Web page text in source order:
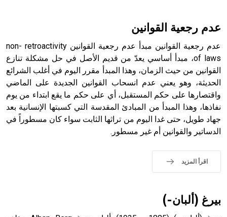
- هل تعلم أن أبجر Abgar اسم معروف جيداً يعود إلى عدد من
الملوك الذين حكموا مدينة إديسا (الرها) من أبجر الأول وحتى
التاسع، وهم ينتسبون إلى أسرة أوسروين
sign تكتب منفصلة غير متصلة، وتعتمد المبدأ الأكوروفوني،
عدم رجعية القوانين
عدم رجعية القوانين مبدأ عدم رجعية القوانين non- retroactivity
of laws، مبدأ أساسي يعدّ من قديم الأصل في حل مشكلة تنازع
القوانين من حيث الزمان، وهذا المبدأ مقرر اليوم في أغلب الشرائع
الحديثة، وهو يعني عدم انسحاب القوانين الجديدة على الماضي
واقتصارها على حكم المستقبل، أي على حكم ما يقع ابتداء من يوم
نفاذها، وهذا المبدأ من المبادئ المقدسة التي كسبتها الإنسانية بعد
جهاد طويل، حتى غدا اليوم من تراثها الثابت سواء كان مسطوراً في
الدساتير والقوانين أم غير مسطور.
اقرأ المزيد
بيرغ (ألبان-)